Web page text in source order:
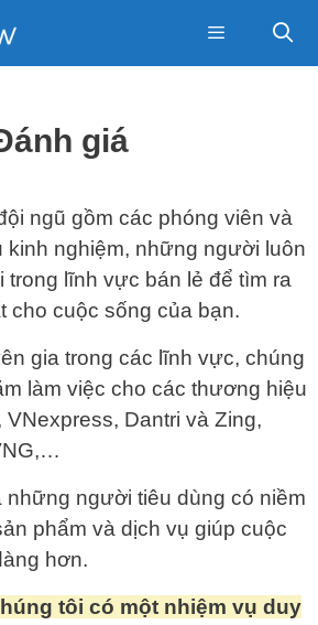
giá
ngũ gồm các phóng viên và
kinh nghiệm, những người luôn
trong lĩnh vực bán lẻ để tìm ra
cho cuộc sống của bạn.
gia trong các lĩnh vực, chúng
làm việc cho các thương hiệu
Dantri và Zing,
những người tiêu dùng có niềm
phẩm và dịch vụ giúp cuộc
hơn.
tôi có một nhiệm vụ duy